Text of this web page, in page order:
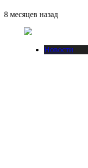
8 месяцев назад
Новости